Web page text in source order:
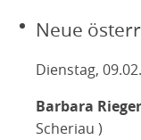
Neue
Dienstag,
Barbara Rieger
Scheriau )